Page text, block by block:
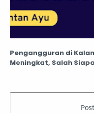
Pengangguran di
Meningkat, Salah